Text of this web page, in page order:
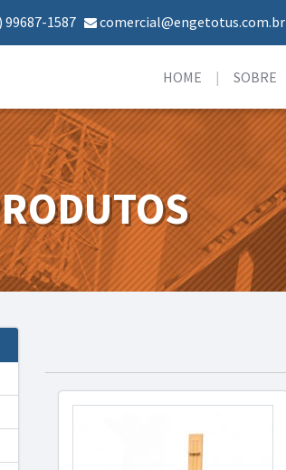
99687-1587 comercial@engetotus.com.br
HOME SOBRE